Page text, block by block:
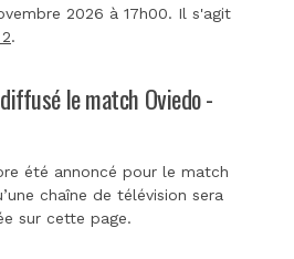
2026 à 17h00. Il s'agit
.
le match Oviedo -
été annoncé pour le match
chaîne de télévision sera
sur cette page.